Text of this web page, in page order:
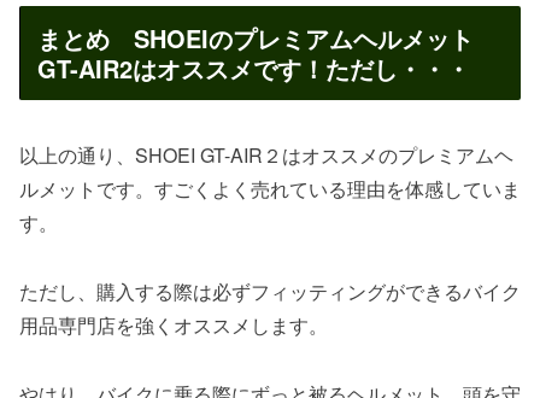
まとめ SHOEIのプレミアムヘルメット
GT-AIR2はオススメです！ただし・・・
以上の通り、SHOEI GT-AIR２はオススメのプレミアムヘ
ルメットです。すごくよく売れている理由を体感していま
す。
ただし、購入する際は必ずフィッティングができるバイク
用品専門店を強くオススメします。